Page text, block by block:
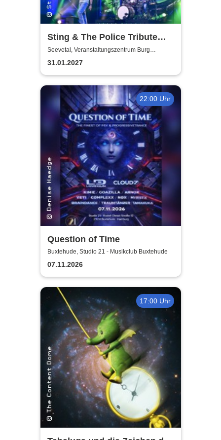
Sting & The Police Tribute
Show - Stingchronicity
Seevetal, Veranstaltungszentrum Burg
Seevetal
31.01.2027
22:00 Uhr
Question of Time
Buxtehude, Studio 21 - Musikclub Buxtehude
07.11.2026
17:00 Uhr